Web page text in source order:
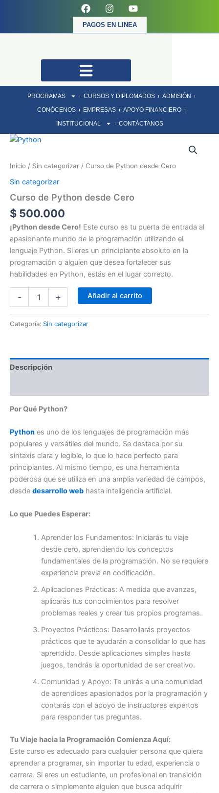
F
a
c
e
o
k
I
n
s
t
r
Y
o
u
t
PAGOS EN LINEA
PROGRAMAS CURSOS Y DIPLOMADOS
ADMISIÓN
CONÓCENOS
EMPRESAS
APOYO FINANCIERO
INSTITUCIONAL
CONTÁCTANOS
Inicio / Sin categorizar / Curso de Python desde Cero
Sin categorizar
Curso de Python desde Cero
$ 500.000
¡Python desde Cero! Este curso es tu puerta de entrada al
apasionante mundo de la programación utilizando el
lenguaje Python. Si eres un principiante absoluto en la
programación o alguien que desea fortalecer sus
habilidades en Python, estás en el lugar correcto.
-
Curso
desde
Cero
cantidad
+ Añadir al carrito
Categoría: Sin categorizar
Descripción
Por Qué Python?
Python es uno de los lenguajes de programación más
populares y versátiles del mundo. Se destaca por su
sintaxis clara y legible, lo que lo hace perfecto para
principiantes. Al mismo tiempo, es una herramienta
poderosa que se utiliza en una amplia variedad de campos,
desde desarrollo web hasta inteligencia artificial.
Lo que Puedes Esperar:
Aprender los Fundamentos: Iniciarás tu viaje
desde cero, aprendiendo los conceptos
fundamentales de la programación. No se requiere
experiencia previa en codificación.
Aplicaciones Prácticas: A medida que avanzas,
aplicarás tus conocimientos para resolver
problemas reales y crear tus propios programas.
Proyectos Prácticos: Desarrollarás proyectos
prácticos que te ayudarán a consolidar lo que has
aprendido. Desde aplicaciones simples hasta
juegos, tendrás la oportunidad de ser creativo.
Comunidad y Apoyo: Te unirás a una comunidad
de aprendices apasionados por la programación y
contarás con el apoyo de instructores expertos
para responder tus preguntas.
Tu Viaje hacia la Programación Comienza Aquí:
Este curso es adecuado para cualquier persona que quiera
aprender a programar, sin importar tu edad, experiencia o
carrera. Si eres un estudiante, un profesional en transición
de carrera o simplemente alguien que busca adquirir